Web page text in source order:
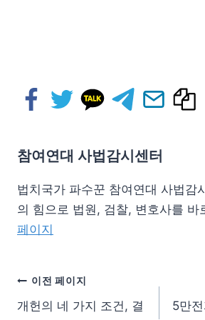
참여연대 사법감시센터
법치국가 파수꾼 참여연대 사법감
의 힘으로 법원, 검찰, 변호사를
페이지
이전 페이지
개헌의 네 가지 조건, 결
5만